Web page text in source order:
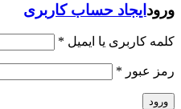
ورود ایجاد حساب کاربری
کلمه کاربری یا ایمیل *
رمز عبور *
ورود